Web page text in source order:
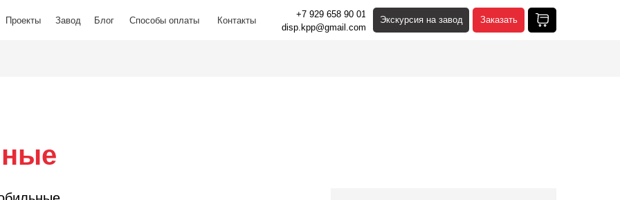
Контакты
Способы оплаты
Блог
Завод
Проекты Заказать
Экскурсия на завод
disp.kpp@gmail.com
+7 929 658 90 01
Контакты
Способы оплаты
Блог
Завод
Проекты Заказать
Экскурсия на завод
disp.kpp@gmail.com
+7 929 658 90 01